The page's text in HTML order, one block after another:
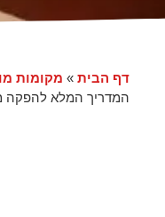
דף הבית » מקומות
המדריך המלא להפקה